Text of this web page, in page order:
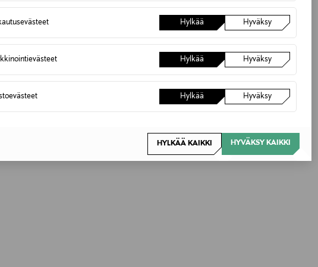
Hylkää Hyväksy
Hylkää Hyväksy
Hylkää Hyväksy
HYLKÄÄ KAIKKI HYVÄKSY KAIKKI